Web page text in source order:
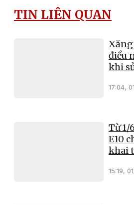
TIN LIÊN QUAN
Xăng
điều
khi
17:04,
Từ 1/
E10
khai
15:19,